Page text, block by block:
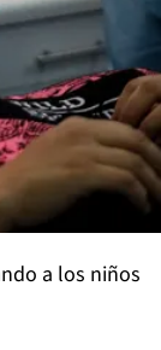
a los niños